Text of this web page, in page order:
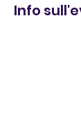
Info